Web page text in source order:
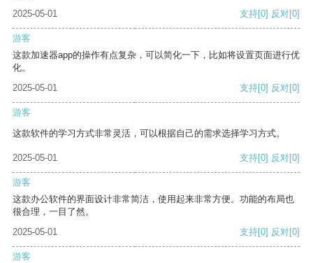
2025-05-01
支持[0] 反对[0]
游客
这款加速器app的操作有点复杂，可以简化一下，比如将设置页面进行优
化。
2025-05-01
支持[0] 反对[0]
游客
这款软件的学习方式非常灵活，可以根据自己的需求选择学习方式。
2025-05-01 支持[0] 反对[0]
游客
这款办公软件的界面设计非常简洁，使用起来非常方便。功能的布局也
很合理，一目了然。
2025-05-01
支持[0] 反对[0]
游客